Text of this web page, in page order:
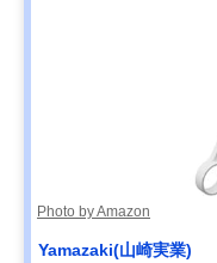
Photo by Amazon
Yamazaki(山崎実業)